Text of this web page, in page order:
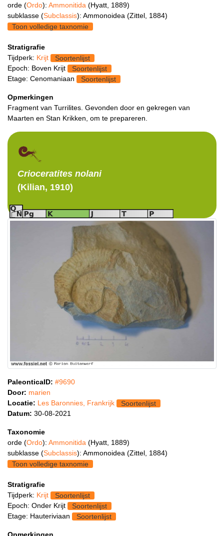
orde (Ordo): Ammonitida (Hyatt, 1889)
subklasse (Subclassis): Ammonoidea (Zittel, 1884)
Toon volledige taxnomie
Stratigrafie
Tijdperk: Krijt
Soortenlijst
Epoch: Boven Krijt
Soortenlijst
Etage: Cenomaniaan
Soortenlijst
Opmerkingen
Fragment van Turrilites. Gevonden door en gekregen van
Maarten en Stan Krikken, om te prepareren.
Crioceratites nolani
(Kilian, 1910)
PaleonticaID: #9690
Door: marien
Locatie: Les Baronnies, Frankrijk
Soortenlijst
Datum: 30-08-2021
Taxonomie
orde (Ordo): Ammonitida (Hyatt, 1889)
subklasse (Subclassis): Ammonoidea (Zittel, 1884)
Toon volledige taxnomie
Stratigrafie
Tijdperk: Krijt
Soortenlijst
Epoch: Onder Krijt
Soortenlijst
Etage: Hauteriviaan
Soortenlijst
Opmerkingen